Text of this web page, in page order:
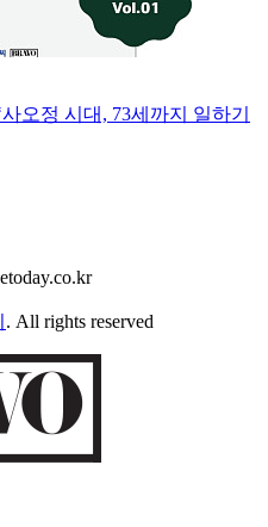
오정 시대, 73세까지 일하기
. All rights reserved